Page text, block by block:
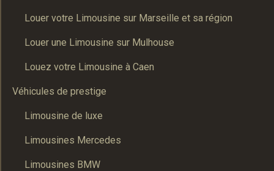
Louer votre Limousine sur Marseille et sa région
Louer une Limousine sur Mulhouse
Louez votre Limousine à Caen
Véhicules de prestige
Limousine de luxe
Limousines Mercedes
Limousines BMW